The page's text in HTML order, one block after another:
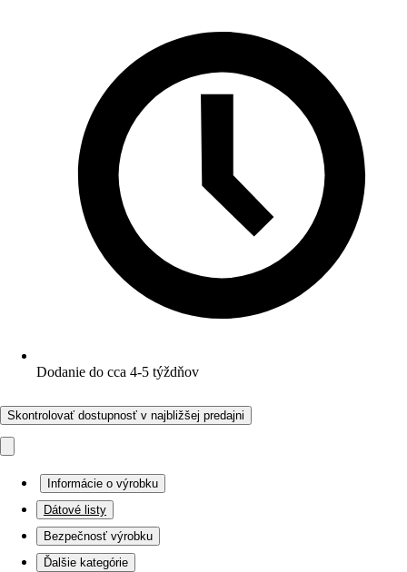
Dodanie do cca 4-5 týždňov
Skontrolovať dostupnosť v najbližšej predajni
Informácie o výrobku
Dátové listy
Bezpečnosť výrobku
Ďalšie kategórie